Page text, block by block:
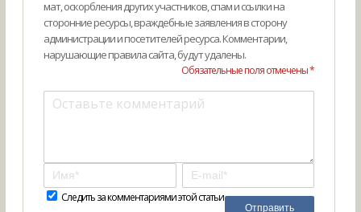
мат, оскорбления других участников, спам и ссылки на
сторонние ресурсы, враждебные заявления в сторону
администрации и посетителей ресурса. Комментарии,
нарушающие правила сайта, будут удалены.
Обязательные поля отмечены *
Следить за комментариями этой статьи